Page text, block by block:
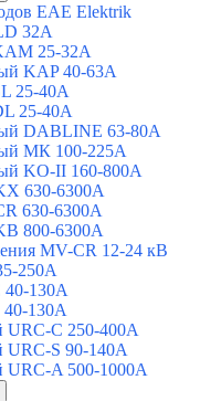
EAE Elektrik
32A
25-32А
KAP 40-63A
25-40А
25-40А
DABLINE 63-80A
МК 100-225А
KO-II 160-800А
630-6300А
630-6300А
800-6300А
MV-CR 12-24 кВ
250A
130A
130A
C 250-400A
S 90-140A
A 500-1000A